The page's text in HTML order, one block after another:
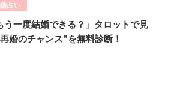
占い
う一度結婚できる？」タロットで見
婚のチャンス”を無料診断！